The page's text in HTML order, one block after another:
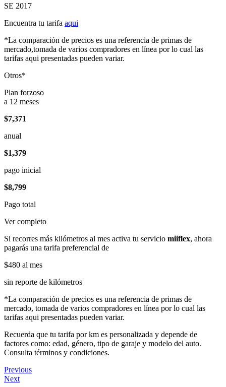
SE 2017
Encuentra tu tarifa aqui
*La comparación de precios es una referencia de primas de
mercado,tomada de varios compradores en línea por lo cual las
tarifas aqui presentadas pueden variar.
Otros*
Plan forzoso
a 12 meses
$7,371
anual
$1,379
pago inicial
$8,799
Pago total
Ver completo
Si recorres más kilómetros al mes activa tu servicio miiflex, ahora
pagarás una tarifa preferencial de
$480 al mes
sin reporte de kilómetros
*La comparación de precios es una referencia de primas de
mercado, tomada de varios compradores en línea por lo cual las
tarifas aqui presentadas pueden variar.
Recuerda que tu tarifa por km es personalizada y depende de
factores como: edad, género, tipo de garaje y modelo del auto.
Consulta términos y condiciones.
Previous
Next